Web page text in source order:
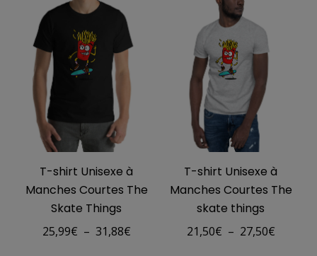
T-shirt Unisexe à
Manches Courtes The
Skate Things
25,99€ – 31,88€Plage
T-shirt Unisexe à
Manches Courtes The
skate things
21,50€ – 27,50€Plage